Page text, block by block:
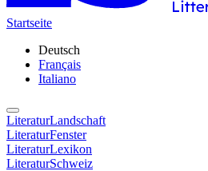
Startseite
Deutsch
Français
Italiano
LiteraturLandschaft
LiteraturFenster
LiteraturLexikon
LiteraturSchweiz